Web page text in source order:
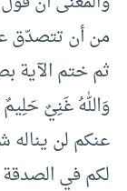
من أن تتصدّق
ثم ختم الآية
وَاللهُ غَنِيٌ
عنكم لن يناله
لكم في الصدقة